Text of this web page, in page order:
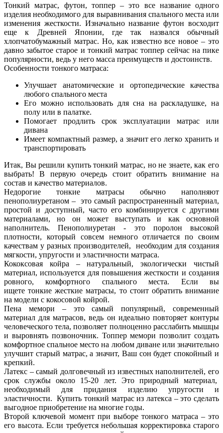
Тонкий матрас, футон, топпер – это все название одного
изделия необходимого для выравнивания спального места или
изменения жесткости. Изначально название футон восходит
еще к Древней Японии, где так назвался обычный
хлопчатобумажный матрас. Но, как известно все новое – это
давно забытое старое и тонкий матрас топпер сейчас на пике
популярности, ведь у него масса преимуществ и достоинств.
Особенности тонкого матраса:
Улучшает анатомические и ортопедические качества
любого спального места
Его можно использовать для сна на раскладушке, на
полу или в палатке.
Помогает продлить срок эксплуатации матрас или
дивана
Имеет компактный размер, а значит его легко хранить и
транспортировать
Итак, Вы решили купить тонкий матрас, но не знаете, как его
выбрать! В первую очередь стоит обратить внимание на
состав и качество материалов.
Недорогие тонкие матрасыобычно наполняют
пенополиуретаном – это самый распространенный материал,
простой и доступный, часто его комбинируется с другими
материалами, но он может выступать и как основной
наполнитель. Пенополиуретан - это поролон высокой
плотности, который совсем немного отличается по своим
качествам у разных производителей, необходим для создания
мягкости, упругости и эластичности матраса.
Кококсовая койра – натуральный, экологически чистый
материал, используется для повышения жесткости и создания
ровного, комфортного спального места. Если вы
ищететонкие жесткие матрасы, то стоит обратить внимание
на модели с кокосовой койрой.
Пена мемори – это самый популярный, современный
материал для матрасов, ведь он идеально повторяет контуры
человеческого тела, позволяет полноценно расслабить мышцы
и выровнять позвоночник. Топпер мемори позволит создать
комфортное спальное место на любом диване или значительно
улучшит старый матрас, а значит, Ваш сон будет спокойный и
крепкий.
Латекс – самый долговечный из известных наполнителей, его
срок службы около 15-20 лет. Это природный материал,
необходимый для придания изделию упругости и
эластичности.Купить тонкий матрасиз латекса – это сделать
выгодное приобретение на многие годы.
Второй ключевой момент при выборе тонкого матраса – это
его высота. Если требуется небольшая корректировка старого